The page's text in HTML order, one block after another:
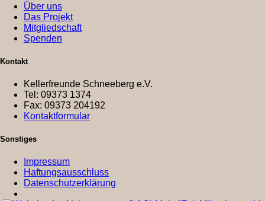
Über uns
Das Projekt
Mitgliedschaft
Spenden
Kontakt
Kellerfreunde Schneeberg e.V.
Tel: 09373 1374
Fax: 09373 204192
Kontaktformular
Sonstiges
Impressum
Haftungsausschluss
Datenschutzerklärung